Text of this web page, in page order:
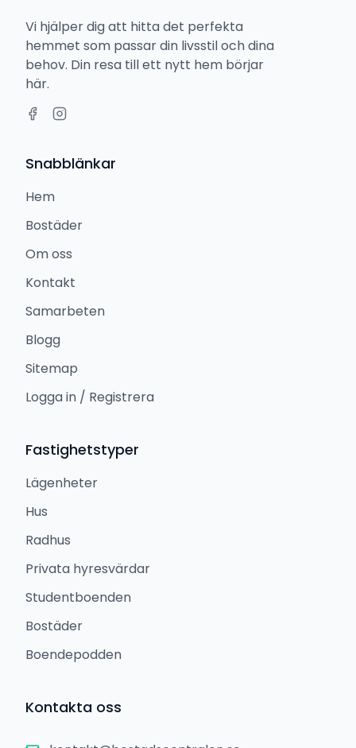
Vi hjälper dig att hitta det perfekta
hemmet som passar din livsstil och dina
behov. Din resa till ett nytt hem börjar
här.
Snabblänkar
Hem
Bostäder
Om oss
Kontakt
Samarbeten
Blogg
Sitemap
Logga in / Registrera
Fastighetstyper
Lägenheter
Hus
Radhus
Privata hyresvärdar
Studentboenden
Bostäder
Boendepodden
Kontakta oss